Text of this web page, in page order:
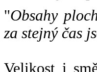
"Obsahy
za stejný čas
Velikost i